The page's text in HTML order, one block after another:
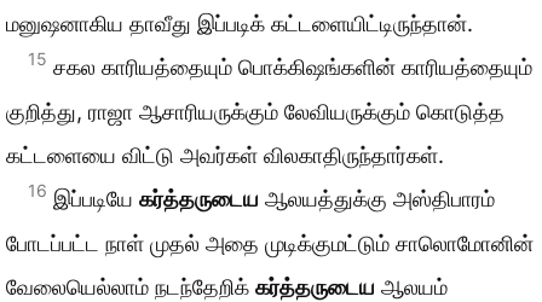
மனுஷனாகிய தாவீது இப்படிக் கட்டளையிட்டிருந்தான்.
15 சகல காரியத்தையும் பொக்கிஷங்களின் காரியத்தையும்
குறித்து, ராஜா ஆசாரியருக்கும் லேவியருக்கும் கொடுத்த
கட்டளையை விட்டு அவர்கள் விலகாதிருந்தார்கள்.
16 இப்படியே கர்த்தருடைய ஆலயத்துக்கு அஸ்திபாரம்
போடப்பட்ட நாள் முதல் அதை முடிக்குமட்டும் சாலொமோனின்
வேலையெல்லாம் நடந்தேறிக் கர்த்தருடைய ஆலயம்